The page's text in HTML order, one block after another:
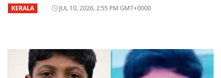
KERALA JUL 10, 2026, 2:55 PM GMT+0000